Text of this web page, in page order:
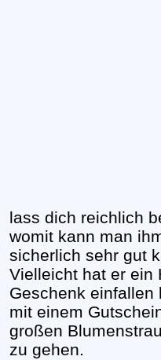
lass dich reichlich
womit kann man
sicherlich sehr gut
Vielleicht hat er ein
Geschenk einfallen
mit einem
großen
zu gehen.